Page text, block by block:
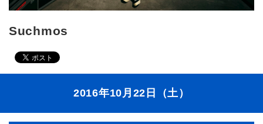
Suchmos
2016年10月22日（土）